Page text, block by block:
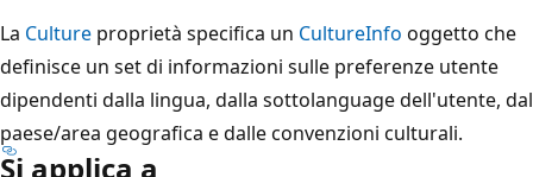
La Culture proprietà specifica un CultureInfo oggetto che
definisce un set di informazioni sulle preferenze utente
dipendenti dalla lingua, dalla sottolanguage dell'utente, dal
paese/area geografica e dalle convenzioni culturali.
Si applica a